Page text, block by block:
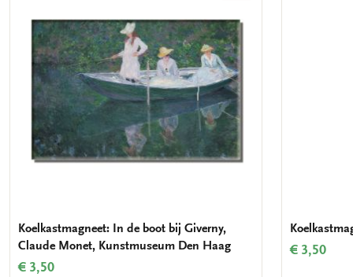
verlanglijst
Koelkastmagneet: In de boot bij Giverny,
Claude Monet, Kunstmuseum Den Haag
€ 3,50
€ 3,50